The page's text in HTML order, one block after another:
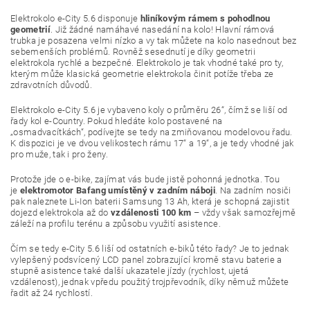
Elektrokolo e-City 5.6 disponuje hliníkovým rámem s pohodlnou
geometrií. Již žádné namáhavé nasedání na kolo! Hlavní rámová
trubka je posazena velmi nízko a vy tak můžete na kolo nasednout bez
sebemenších problémů. Rovněž sesednutí je díky geometrii
elektrokola rychlé a bezpečné. Elektrokolo je tak vhodné také pro ty,
kterým může klasická geometrie elektrokola činit potíže třeba ze
zdravotních důvodů.
Elektrokolo e-City 5.6 je vybaveno koly o průměru 26“, čímž se liší od
řady kol e-Country. Pokud hledáte kolo postavené na
„osmadvacítkách“, podívejte se tedy na zmiňovanou modelovou řadu.
K dispozici je ve dvou velikostech rámu 17“ a 19“, a je tedy vhodné jak
pro muže, tak i pro ženy.
Protože jde o e-bike, zajímat vás bude jistě pohonná jednotka. Tou
je elektromotor Bafang umístěný v zadním náboji. Na zadním nosiči
pak naleznete Li-Ion baterii Samsung 13 Ah, která je schopná zajistit
dojezd elektrokola až dovzdálenosti 100 km – vždy však samozřejmě
záleží na profilu terénu a způsobu využití asistence.
Čím se tedy e-City 5.6 liší od ostatních e-biků této řady? Je to jednak
vylepšený podsvícený LCD panel zobrazující kromě stavu baterie a
stupně asistence také další ukazatele jízdy (rychlost, ujetá
vzdálenost), jednak vpředu použitý trojpřevodník, díky němuž můžete
řadit až 24 rychlostí.